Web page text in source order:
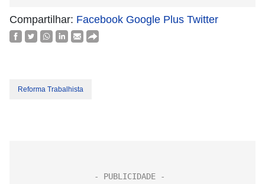
Compartilhar: Facebook Google Plus Twitter
Reforma Trabalhista